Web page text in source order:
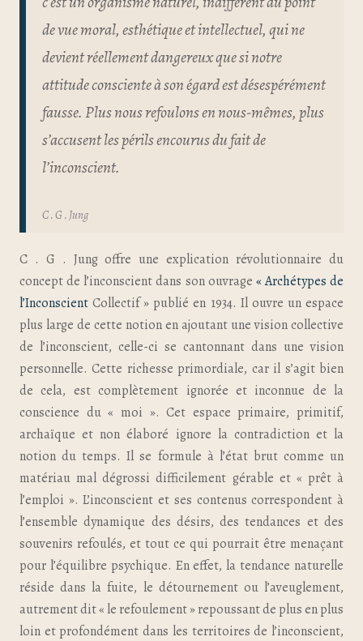
de vue moral, esthétique et intellectuel, qui ne
devient réellement dangereux que si notre
attitude consciente à son égard est désespérément
fausse. Plus nous refoulons en nous-mêmes, plus
s’accusent les périls encourus du fait de
l’inconscient.
C . G . Jung
C . G . Jung offre une explication révolutionnaire du
concept de l’inconscient dans son ouvrage « Archétypes de
l’InconscientCollectif » publié en 1934. Il ouvre un espace
plus large de cette notion en ajoutant une vision collective
de l’inconscient, celle-ci se cantonnant dans une vision
personnelle. Cette richesse primordiale, car il s’agit bien
de cela, est complètement ignorée et inconnue de la
conscience du « moi ». Cet espace primaire, primitif,
archaïque et non élaboré ignore la contradiction et la
notion du temps. Il se formule à l’état brut comme un
matériau mal dégrossi difficilement gérable et « prêt à
l’emploi ». L’inconscient et ses contenus correspondent à
l’ensemble dynamique des désirs, des tendances et des
souvenirs refoulés, et tout ce qui pourrait être menaçant
pour l’équilibre psychique. En effet, la tendance naturelle
réside dans la fuite, le détournement ou l’aveuglement,
autrement dit « le refoulement » repoussant de plus en plus
loin et profondément dans les territoires de l’inconscient,